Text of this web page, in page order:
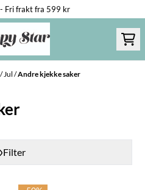
Fri frakt fra 599 kr
/Jul /Andre kjekke saker
Filter